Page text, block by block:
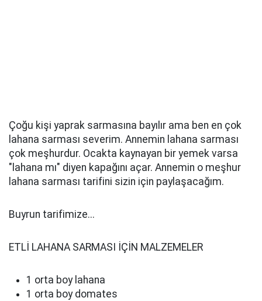
Çoğu kişi yaprak sarmasına bayılır ama ben en çok
lahana sarması severim. Annemin lahana sarması
çok meşhurdur. Ocakta kaynayan bir yemek varsa
"lahana mı" diyen kapağını açar. Annemin o meşhur
lahana sarması tarifini sizin için paylaşacağım.
Buyrun tarifimize...
ETLİ LAHANA SARMASI İÇİN MALZEMELER
1 orta boy lahana
1 orta boy domates